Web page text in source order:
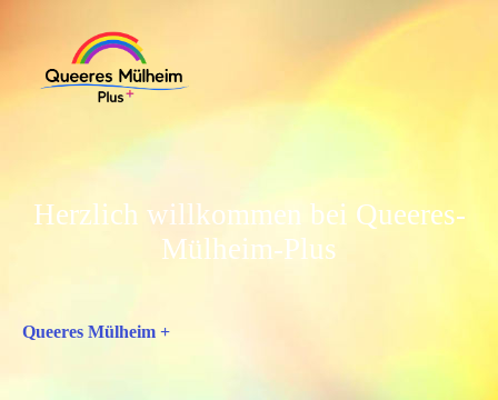
Herzlich willkommen bei Queeres-
Mülheim-Plus
Queeres Mülheim +